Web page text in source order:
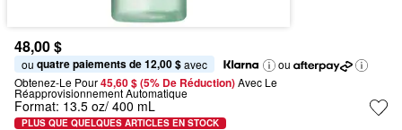
48,00 $
ou quatre paiements de 12,00 $ avec
ou
Obtenez-Le Pour45,60 $ (5% De Réduction) Avec Le
Réapprovisionnement Automatique
Format: 13.5 oz/ 400 mL
PLUS QUE QUELQUES ARTICLES EN STOCK